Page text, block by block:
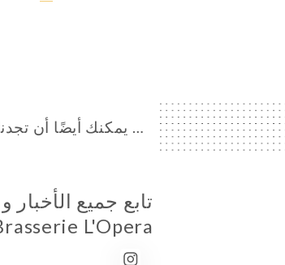
… يمكنك أيضًا أن
تابع جميع
L'Opera